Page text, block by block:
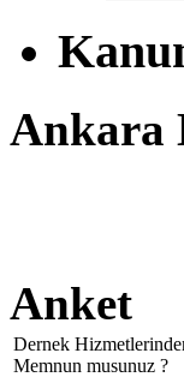
Ankara
Anket
Dernek
Memnun musunuz ?